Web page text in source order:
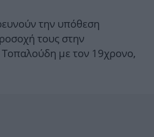
την υπόθεση
τους στην
Τοπαλούδη με τον 19χρονο,